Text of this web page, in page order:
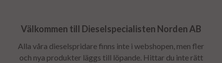
Välkommen till Dieselspecialisten Norden AB
Alla våra dieselspridare finns inte i webshopen, men fler
och nya produkter läggs till löpande. Hittar du inte rätt